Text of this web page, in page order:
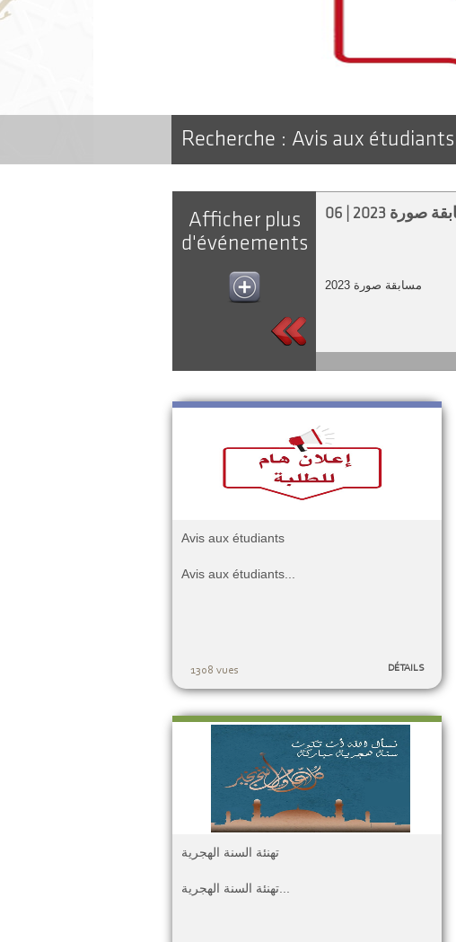
Recherche : Avis aux étudiants
Afficher plus
d'événements
مسابقة صورة 2023
Avis aux étudiants
Avis aux étudiants...
1308 vues DÉTAILS
تهنئة السنة الهجرية
تهنئة السنة الهجرية...